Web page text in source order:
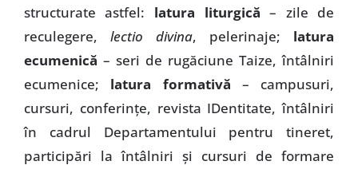
structurate astfel: latura liturgică – zile de
reculegere, lectio divina, pelerinaje; latura
ecumenică – seri de rugăciune Taize, întâlniri
ecumenice; latura formativă – campusuri,
cursuri, conferinţe, revista IDentitate, întâlniri
în cadrul Departamentului pentru tineret,
participări la întâlniri şi cursuri de formare